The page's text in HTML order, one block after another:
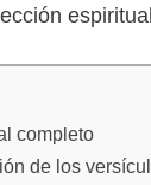
completo
de los